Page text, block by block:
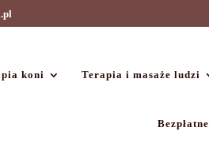
koni Terapia i masaże ludzi
Bezpłatne